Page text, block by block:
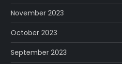
November 2023
October 2023
September 2023